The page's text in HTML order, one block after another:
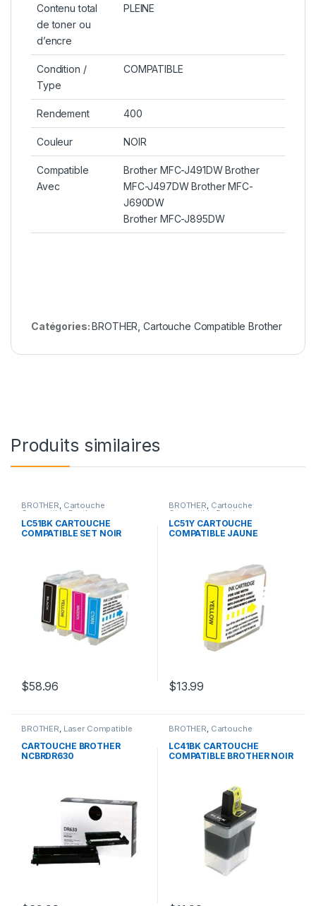
Contenu total
de toner ou
d’encre
PLEINE
Condition /
Type
COMPATIBLE
Rendement 400
Couleur NOIR
Compatible
Avec
Brother MFC-J491DW Brother
MFC-J497DW Brother MFC-
J690DW
Brother MFC-J895DW
Catégories: BROTHER,Cartouche Compatible Brother
Produits similaires
BROTHER, Cartouche
Compatible Brother
LC51BK CARTOUCHE
COMPATIBLE SET NOIR
$58.96
BROTHER, Cartouche
Compatible Brother
LC51Y CARTOUCHE
COMPATIBLE JAUNE
$13.99
BROTHER, Laser Compatible
CARTOUCHE BROTHER
NCBRDR630
BROTHER, Cartouche
Compatible Brother
LC41BK CARTOUCHE
COMPATIBLE BROTHER NOIR